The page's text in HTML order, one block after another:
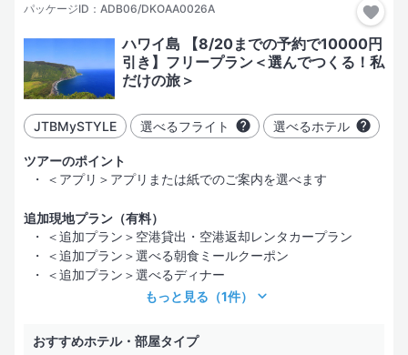
（Aグレード）
「十分に快適な滞在」が可能と考えるホテル。部屋はやや手狭に
なることがある
（Bグレード）
る経済的なホテル
（Dグレード）
価格優先型のサービス・施設内容
（Eグレード）
パッケージID：ADB06/DKOAA0026A
ハワイ島 【8/20までの予約で10000円
引き】フリープラン＜選んでつくる！私
だけの旅＞
JTBMySTYLE 選べるフライト 選べるホテル
ツアーのポイント
＜アプリ＞アプリまたは紙でのご案内を選べます
追加現地プラン（有料）
＜追加プラン＞空港貸出・空港返却レンタカープラン
＜追加プラン＞選べる朝食ミールクーポン
＜追加プラン＞選べるディナー
もっと見る （1件）
おすすめホテル・部屋タイプ